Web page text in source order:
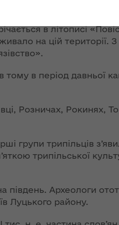
в літописі
на цій території. З
тому в період давньої
Розничах, Рокинях,
групи трипільців
трипільської
південь. Археологи
Луцького району.